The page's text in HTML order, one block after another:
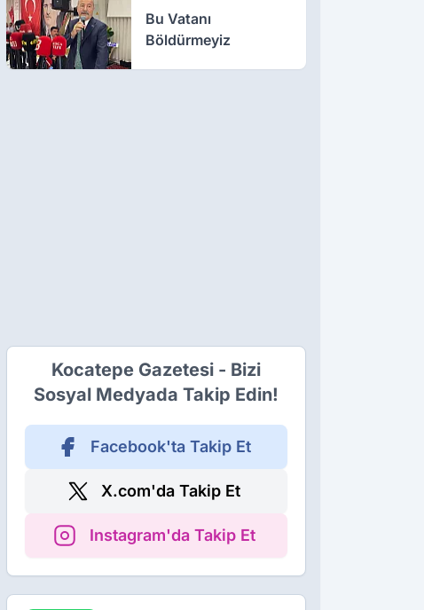
Bu Vatanı
Böldürmeyiz
Kocatepe Gazetesi - Bizi
Sosyal Medyada Takip Edin!
Facebook'ta Takip Et
X.com'da Takip Et
Instagram'da Takip Et